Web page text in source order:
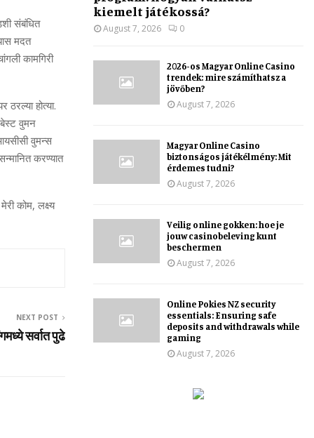
संबंधित
मदत
कामगिरी
होत्या.
बेस्ट वुमन
वुमन्स
करण्यात
कोम, लक्ष्य
NEXT POST
सर्वात पुढे
kiemelt játékossá?
August 7, 2026 0
2026-os Magyar Online Casino
trendek: mire számíthatsz a
jövőben?
August 7, 2026
Magyar Online Casino
biztonságos játékélmény: Mit
érdemes tudni?
August 7, 2026
Veilig online gokken: hoe je
jouw casinobeleving kunt
beschermen
August 7, 2026
Online Pokies NZ security
essentials: Ensuring safe
deposits and withdrawals while
gaming
August 7, 2026